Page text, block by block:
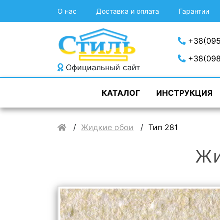
О нас Доставка и оплата Гарантии
Официальный сайт
КАТАЛОГ ИНСТРУКЦИЯ
Жидкие обои Тип 281